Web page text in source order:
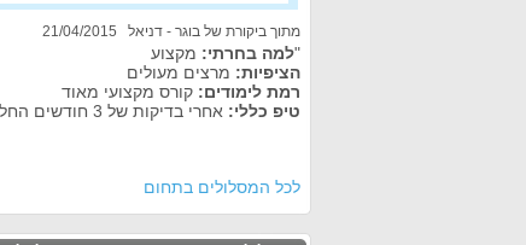
מתוך ביקורת של בוגר - דניאל 21/04/2015
"למה בחרתי: מקצוע
הציפיות: מרצים מעולים
רמת לימודים: קורס מקצועי מאוד
טיפ כללי: אחרי בדיקות של 3 חודשים החלטתי על מעוף ויצא לי מעולה,"
לכל המסלולים בתחום